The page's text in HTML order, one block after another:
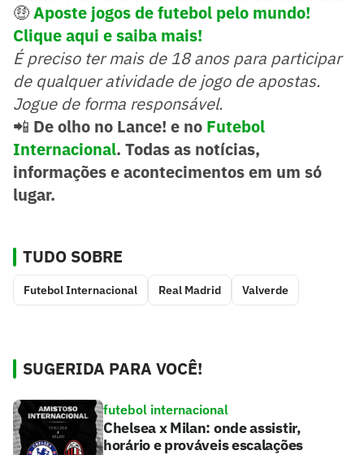
🤑Aposte jogos de futebol pelo mundo!
Clique aqui e saiba mais!
É preciso ter mais de 18 anos para participar
de qualquer atividade de jogo de apostas.
Jogue de forma responsável.
📲 De olho no Lance! e no Futebol
Internacional. Todas as notícias,
informações e acontecimentos em um só
lugar.
TUDO SOBRE
Futebol Internacional Real Madrid Valverde
SUGERIDA PARA VOCÊ!
futebol internacional
Chelsea x Milan: onde assistir,
horário e prováveis escalações